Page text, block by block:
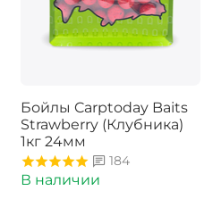
Бойлы Carptoday Baits
Strawberry (Клубника)
1кг 24мм
184
В наличии